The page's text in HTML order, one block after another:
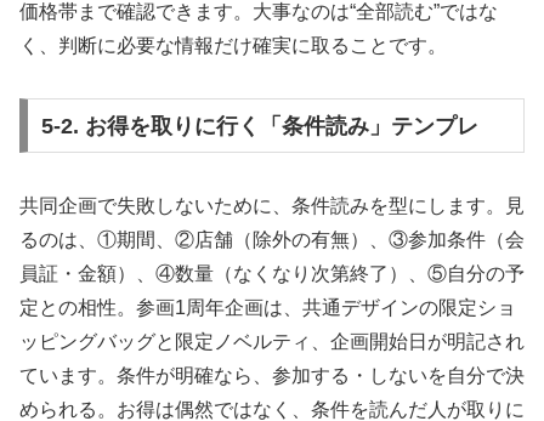
価格帯まで確認できます。大事なのは“全部読む”ではな
く、判断に必要な情報だけ確実に取ることです。
5-2. お得を取りに行く「条件読み」テンプレ
共同企画で失敗しないために、条件読みを型にします。見
るのは、①期間、②店舗（除外の有無）、③参加条件（会
員証・金額）、④数量（なくなり次第終了）、⑤自分の予
定との相性。参画1周年企画は、共通デザインの限定ショ
ッピングバッグと限定ノベルティ、企画開始日が明記され
ています。条件が明確なら、参加する・しないを自分で決
められる。お得は偶然ではなく、条件を読んだ人が取りに